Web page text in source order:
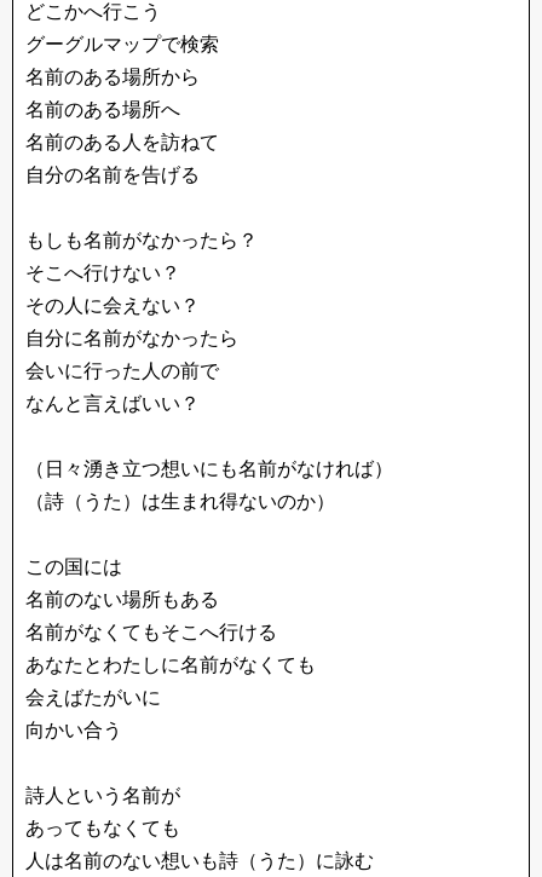
どこかへ行こう
グーグルマップで検索
名前のある場所から
名前のある場所へ
名前のある人を訪ねて
自分の名前を告げる
もしも名前がなかったら？
そこへ行けない？
その人に会えない？
自分に名前がなかったら
会いに行った人の前で
なんと言えばいい？
（日々湧き立つ想いにも名前がなければ）
（詩（うた）は生まれ得ないのか）
この国には
名前のない場所もある
名前がなくてもそこへ行ける
あなたとわたしに名前がなくても
会えばたがいに
向かい合う
詩人という名前が
あってもなくても
人は名前のない想いも詩（うた）に詠む